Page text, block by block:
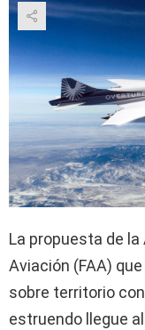
La propuesta de
Aviación (FAA)
sobre territorio
estruendo llegue